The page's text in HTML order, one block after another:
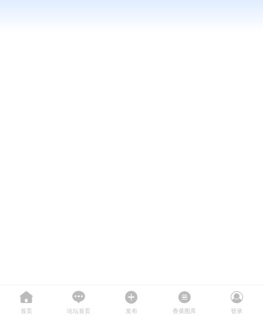
首页 论坛首页 发布 香菜图库 登录